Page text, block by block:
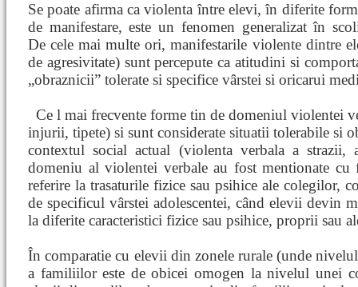
Se poate afirma ca violenta între elevi, în diferite
de manifestare, este un fenomen generalizat în
De cele mai multe ori, manifestarile violente dintre
de agresivitate) sunt percepute ca atitudini si
„obraznicii” tolerate si specifice vârstei si oricarui
Ce l mai frecvente forme tin de domeniul violentei
injurii, tipete) si sunt considerate situatii tolerabile si
contextul social actual (violenta verbala a strazii,
domeniu al violentei verbale au fost mentionate
referire la trasaturile fizice sau psihice ale colegilor,
de specificul vârstei adolescentei, când elevii devin
la diferite caracteristici fizice sau psihice, proprii sau
În comparatie cu elevii din zonele rurale (unde
a familiilor este de obicei omogen la nivelul unei